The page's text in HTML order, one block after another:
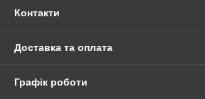
Контакти
Доставка та оплата
Графік роботи